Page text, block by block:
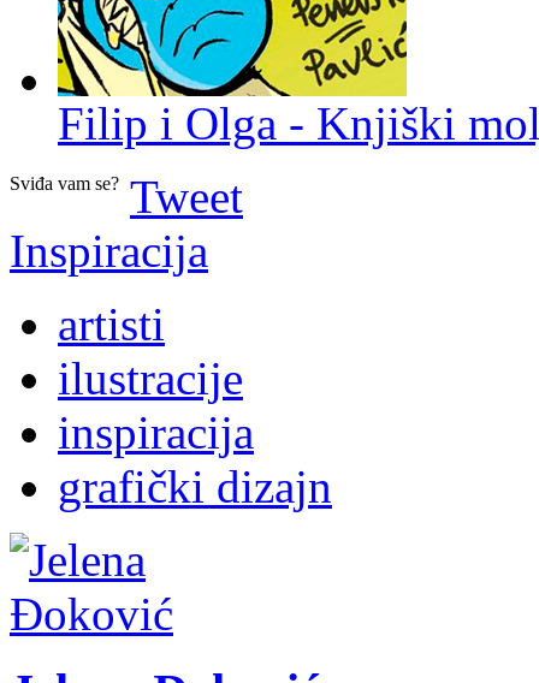
Filip i Olga - Knjiški
Sviđa vam se? Tweet
Inspiracija
artisti
ilustracije
inspiracija
grafički dizajn